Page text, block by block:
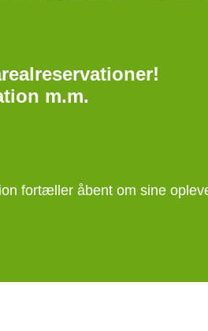
m.m.
fortæller åbent om sine